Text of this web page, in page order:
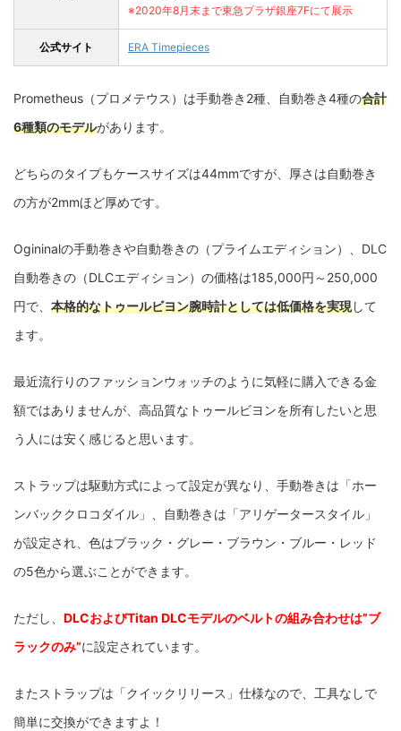
※2020年8月末まで東急プラザ銀座7Fにて展示
公式サイト ERA Timepieces
Prometheus（プロメテウス）は手動巻き2種、自動巻き4種の合計
6種類のモデルがあります。
どちらのタイプもケースサイズは44mmですが、厚さは自動巻き
の方が2mmほど厚めです。
Ogininalの手動巻きや自動巻きの（プライムエディション）、DLC
自動巻きの（DLCエディション）の価格は185,000円～250,000
円で、 本格的なトゥールビヨン腕時計としては低価格を実現して
ます。
最近流行りのファッションウォッチのように気軽に購入できる金
額ではありませんが、高品質なトゥールビヨンを所有したいと思
う人には安く感じると思います。
ストラップは駆動方式によって設定が異なり、手動巻きは「ホー
ンバッククロコダイル」、自動巻きは「アリゲータースタイル」
が設定され、色はブラック・グレー・ブラウン・ブルー・レッド
の5色から選ぶことができます。
ただし、 DLCおよびTitan DLCモデルのベルトの組み合わせは”ブ
ラックのみ”に設定されています。
またストラップは「クイックリリース」仕様なので、工具なしで
簡単に交換ができますよ！